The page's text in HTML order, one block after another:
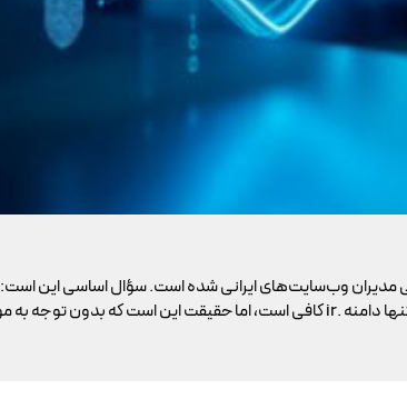
وب‌سایت‌های ایرانی شده است. سؤال اساسی این